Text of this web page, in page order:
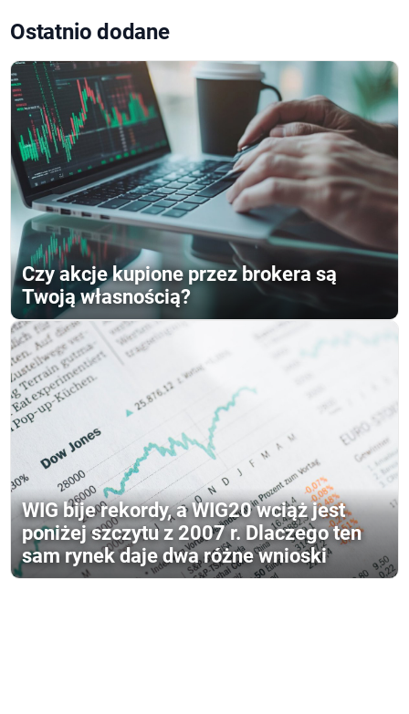
Ostatnio dodane
Czy akcje kupione przez brokera są
Twoją własnością?
WIG bije rekordy, a WIG20 wciąż jest
poniżej szczytu z 2007 r. Dlaczego ten
sam rynek daje dwa różne wnioski